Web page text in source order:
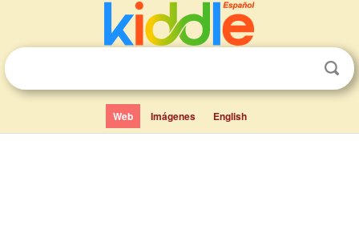
Web Imágenes English